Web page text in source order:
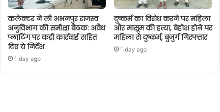
कलेक्टर ने ली अभनपुर राजस्व
अनुविभाग की समीक्षा बैठक: अवैध
प्लाटिंग पर कड़ी कार्रवाई सहित
दिए ये निर्देश
1 day ago
दुष्कर्म का विरोध करने पर महिला
और मासूम की हत्या, बेहोश होने पर
महिला से दुष्कर्म, बुजुर्ग गिरफ्तार
1 day ago